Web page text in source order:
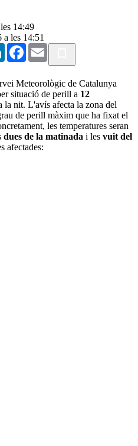
14:49
les 14:51
LinkedInFacebook
Email
Meteorològic de Catalunya
situació de perill a 12
la nit. L'avís afecta la zona del
de perill màxim que ha fixat el
les temperatures seran
dues de la matinada i les vuit del
afectades: